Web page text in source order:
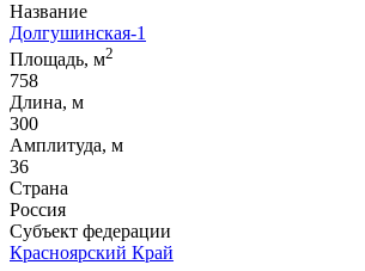
Название
Долгушинская-1
Площадь, м2
758
Длина, м
300
Амплитуда, м
36
Страна
Россия
Субъект федерации
Красноярский Край